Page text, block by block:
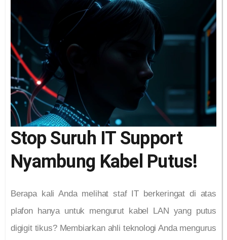
Stop Suruh IT Support
Nyambung Kabel Putus!
Berapa kali Anda melihat staf IT berkeringat di atas
plafon hanya untuk mengurut kabel LAN yang putus
digigit tikus? Membiarkan ahli teknologi Anda mengurus